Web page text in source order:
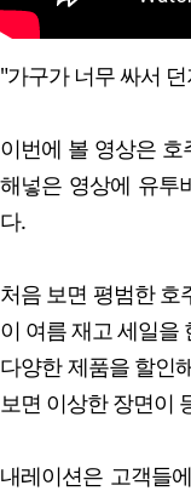
"가구가 너무 싸서
이번에 볼 영상은 호
해넣은 영상에 유투
다.
처음 보면 평범한 호
이 여름 재고 세일을
다양한 제품을 할인
보면 이상한 장면이
내레이션은 고객들